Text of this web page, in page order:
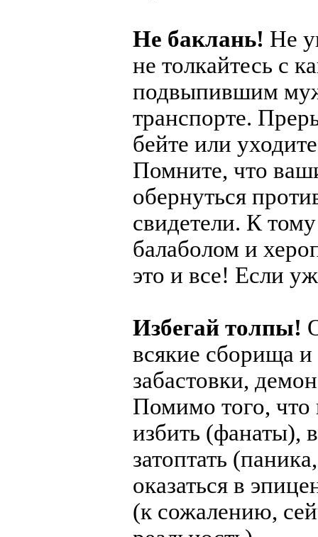
Не баклань! Не
не толкайтесь с
подвыпившим
транспорте.
бейте или
Помните, что
обернуться
свидетели. К
балаболом и
это и все! Если
Избегай толпы!
всякие сборища
забастовки,
Помимо того, что
избить (фанаты),
затоптать
оказаться в
(к сожалению,